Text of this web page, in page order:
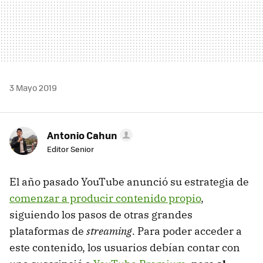
3 Mayo 2019
Antonio Cahun
Editor Senior
El año pasado YouTube anunció su estrategia de
comenzar a producir contenido propio,
siguiendo los pasos de otras grandes
plataformas de streaming. Para poder acceder a
este contenido, los usuarios debían contar con